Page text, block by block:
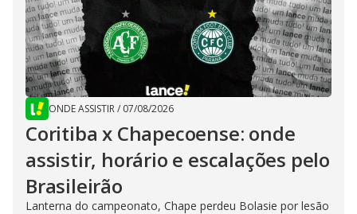
ONDE ASSISTIR/ 07/08/2026
Coritiba x Chapecoense: onde
assistir, horário e escalações pelo
Brasileirão
Lanterna do campeonato, Chape perdeu Bolasie por lesão